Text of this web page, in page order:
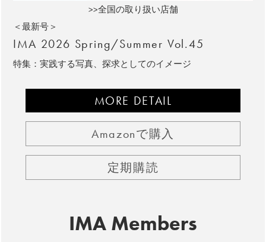
>>全国の取り扱い店舗
＜最新号＞
IMA 2026 Spring/Summer Vol.45
特集：実践する写真、探求としてのイメージ
MORE DETAIL
Amazonで購入
定期購読
IMA Members